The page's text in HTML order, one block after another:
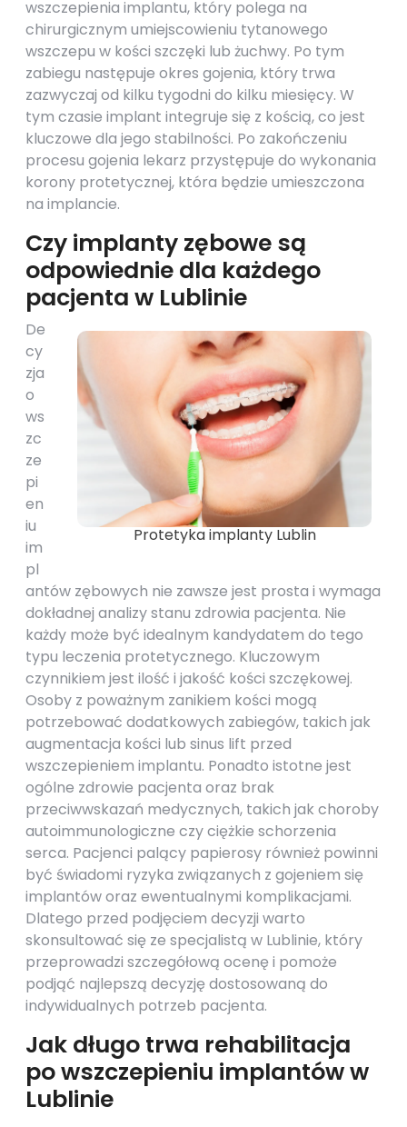
wszczepienia implantu, który polega na
chirurgicznym umiejscowieniu tytanowego
wszczepu w kości szczęki lub żuchwy. Po tym
zabiegu następuje okres gojenia, który trwa
zazwyczaj od kilku tygodni do kilku miesięcy. W
tym czasie implant integruje się z kością, co jest
kluczowe dla jego stabilności. Po zakończeniu
procesu gojenia lekarz przystępuje do wykonania
korony protetycznej, która będzie umieszczona
na implancie.
Czy implanty zębowe są
odpowiednie dla każdego
pacjenta w Lublinie
Protetyka implanty Lublin
De
cy
zja
o
ws
zc
ze
pi
en
iu
im
pl
antów zębowych nie zawsze jest prosta i wymaga
dokładnej analizy stanu zdrowia pacjenta. Nie
każdy może być idealnym kandydatem do tego
typu leczenia protetycznego. Kluczowym
czynnikiem jest ilość i jakość kości szczękowej.
Osoby z poważnym zanikiem kości mogą
potrzebować dodatkowych zabiegów, takich jak
augmentacja kości lub sinus lift przed
wszczepieniem implantu. Ponadto istotne jest
ogólne zdrowie pacjenta oraz brak
przeciwwskazań medycznych, takich jak choroby
autoimmunologiczne czy ciężkie schorzenia
serca. Pacjenci palący papierosy również powinni
być świadomi ryzyka związanych z gojeniem się
implantów oraz ewentualnymi komplikacjami.
Dlatego przed podjęciem decyzji warto
skonsultować się ze specjalistą w Lublinie, który
przeprowadzi szczegółową ocenę i pomoże
podjąć najlepszą decyzję dostosowaną do
indywidualnych potrzeb pacjenta.
Jak długo trwa rehabilitacja
po wszczepieniu implantów w
Lublinie